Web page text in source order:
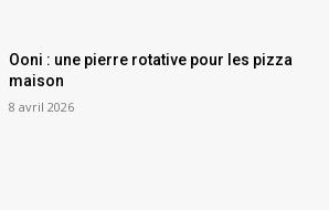
Ooni : une pierre rotative pour les pizza
maison
8 avril 2026